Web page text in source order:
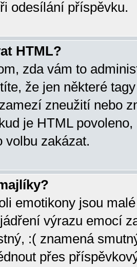
odesílání příspěvku.
HTML?
zda vám to
že jen některé
zneužití nebo
je HTML
volbu zakázat.
emotikony jsou
výrazu emocí
:( znamená
přes